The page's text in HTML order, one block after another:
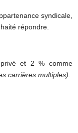
syndicale,
répondre.
et 2 % comme
carrières multiples)